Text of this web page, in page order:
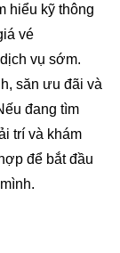
hiểu kỹ thông
vé
vụ sớm.
săn ưu đãi và
đang tìm
trí và khám
để bắt đầu